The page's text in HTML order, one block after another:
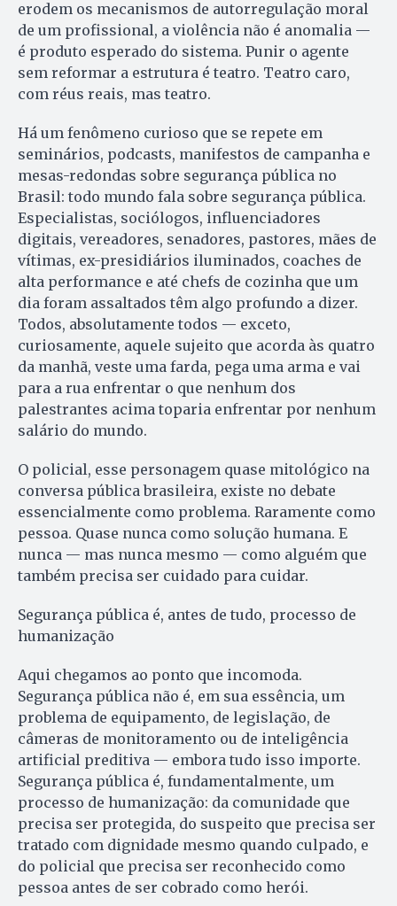
erodem os mecanismos de autorregulação moral
de um profissional, a violência não é anomalia —
é produto esperado do sistema. Punir o agente
sem reformar a estrutura é teatro. Teatro caro,
com réus reais, mas teatro.
Há um fenômeno curioso que se repete em
seminários, podcasts, manifestos de campanha e
mesas-redondas sobre segurança pública no
Brasil: todo mundo fala sobre segurança pública.
Especialistas, sociólogos, influenciadores
digitais, vereadores, senadores, pastores, mães de
vítimas, ex-presidiários iluminados, coaches de
alta performance e até chefs de cozinha que um
dia foram assaltados têm algo profundo a dizer.
Todos, absolutamente todos — exceto,
curiosamente, aquele sujeito que acorda às quatro
da manhã, veste uma farda, pega uma arma e vai
para a rua enfrentar o que nenhum dos
palestrantes acima toparia enfrentar por nenhum
salário do mundo.
O policial, esse personagem quase mitológico na
conversa pública brasileira, existe no debate
essencialmente como problema. Raramente como
pessoa. Quase nunca como solução humana. E
nunca — mas nunca mesmo — como alguém que
também precisa ser cuidado para cuidar.
Segurança pública é, antes de tudo, processo de
humanização
Aqui chegamos ao ponto que incomoda.
Segurança pública não é, em sua essência, um
problema de equipamento, de legislação, de
câmeras de monitoramento ou de inteligência
artificial preditiva — embora tudo isso importe.
Segurança pública é, fundamentalmente, um
processo de humanização: da comunidade que
precisa ser protegida, do suspeito que precisa ser
tratado com dignidade mesmo quando culpado, e
do policial que precisa ser reconhecido como
pessoa antes de ser cobrado como herói.